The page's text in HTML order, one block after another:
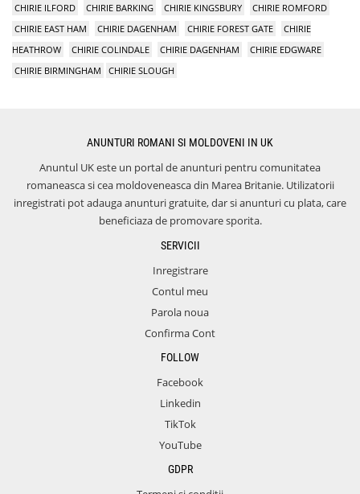
CHIRIE ILFORD
CHIRIE BARKING CHIRIE KINGSBURY
CHIRIE ROMFORD
CHIRIE EAST HAM
CHIRIE DAGENHAM CHIRIE FOREST GATE
CHIRIE
HEATHROW
CHIRIE COLINDALE CHIRIE DAGENHAM
CHIRIE EDGWARE
CHIRIE BIRMINGHAM
CHIRIE SLOUGH
ANUNTURI ROMANI SI MOLDOVENI IN UK
Anuntul UK este un portal de anunturi pentru comunitatea
romaneasca si cea moldoveneasca din Marea Britanie. Utilizatorii
inregistrati pot adauga anunturi gratuite, dar si anunturi cu plata, care
beneficiaza de promovare sporita.
SERVICII
Inregistrare
Contul meu
Parola noua
Confirma Cont
FOLLOW
Facebook
Linkedin
TikTok
YouTube
GDPR